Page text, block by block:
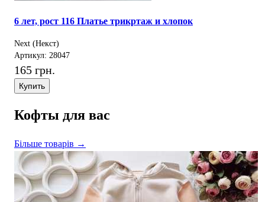
6 лет, рост 116 Платье трикртаж и хлопок
Next (Некст)
Артикул: 28047
165 грн.
Купить
Кофты для вас
Більше товарів →